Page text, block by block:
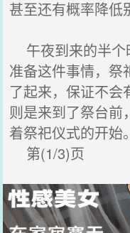
甚至还有概率降低
午夜到来的半个
准备这件事情，祭
了起来，保证不会
则是来到了祭台
着祭祀仪式的开始。
第(1/3)页